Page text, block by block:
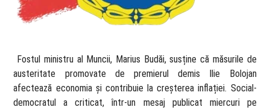
​ Fostul ministru al Muncii, Marius Budăi, susține că măsurile de
austeritate promovate de premierul demis Ilie Bolojan
afectează economia și contribuie la creșterea inflației. Social-
democratul a criticat, într-un mesaj publicat miercuri pe